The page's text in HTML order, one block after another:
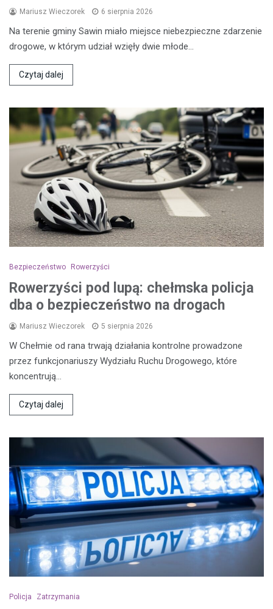
Mariusz Wieczorek 6 sierpnia 2026
Na terenie gminy Sawin miało miejsce niebezpieczne zdarzenie
drogowe, w którym udział wzięły dwie młode…
Czytaj dalej
Bezpieczeństwo Rowerzyści
Rowerzyści pod lupą: chełmska policja
dba o bezpieczeństwo na drogach
Mariusz Wieczorek 5 sierpnia 2026
W Chełmie od rana trwają działania kontrolne prowadzone
przez funkcjonariuszy Wydziału Ruchu Drogowego, które
koncentrują…
Czytaj dalej
Policja Zatrzymania